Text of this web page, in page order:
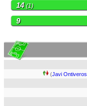
14 (1)
9
(Javi Ontiveros